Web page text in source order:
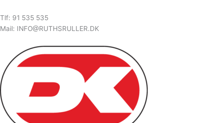
Tlf: 91 535 535
Mail: INFO@RUTHSRULLER.DK